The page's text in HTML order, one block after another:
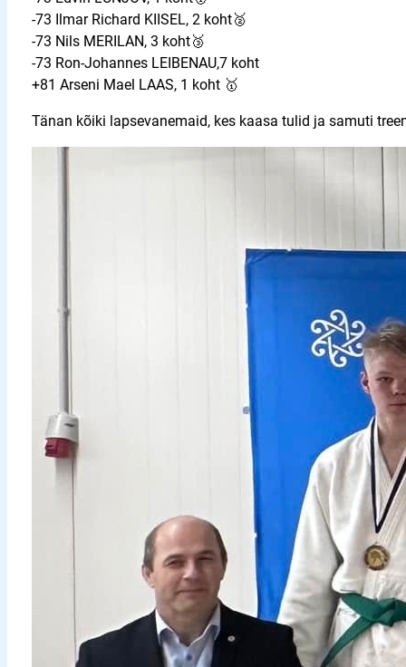
-73 Ilmar Richard KIISEL, 2 koht🥈
-73 Nils MERILAN, 3 koht🥉
-73 Ron-Johannes LEIBENAU,7 koht
+81 Arseni Mael LAAS, 1 koht 🥇
Tänan kõiki lapsevanemaid, kes kaasa tulid ja samuti